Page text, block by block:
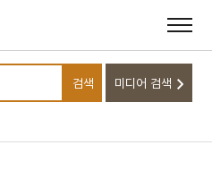
검색어를 입력하세요
검색 미디어 검색